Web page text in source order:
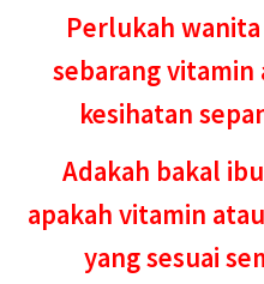
Perlukah
sebarang
kesihatan
Adakah bakal
apakah vitamin
yang sesuai